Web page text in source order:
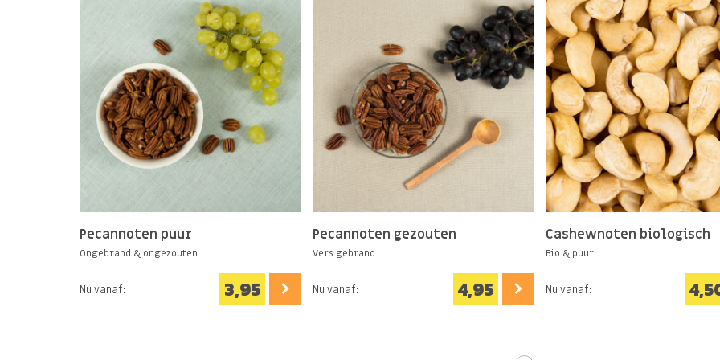
Pecannoten puur
Ongebrand & ongezouten
Nu vanaf: 3,95
Pecannoten gezouten
Vers gebrand
Nu vanaf: 4,95
Cashewnoten biologisch
Bio & puur
Nu vanaf: